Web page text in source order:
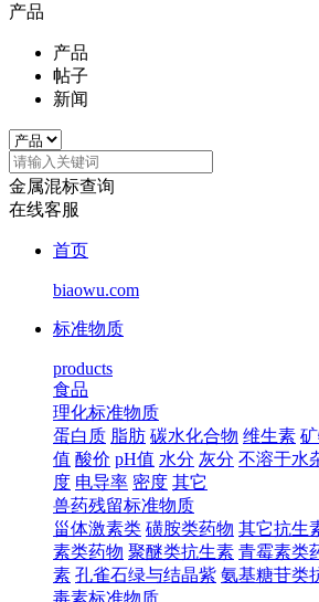
产品
产品
帖子
新闻
金属混标查询
在线客服
首页
biaowu.com
标准物质
products
食品
理化标准物质
蛋白质 脂肪 碳水化合物 维生素
值 酸价 pH值 水分 灰分 不溶于水
度 电导率 密度 其它
兽药残留标准物质
甾体激素类 磺胺类药物 其它抗生
素类药物 聚醚类抗生素 青霉素类
素 孔雀石绿与结晶紫 氨基糖苷类
毒素标准物质